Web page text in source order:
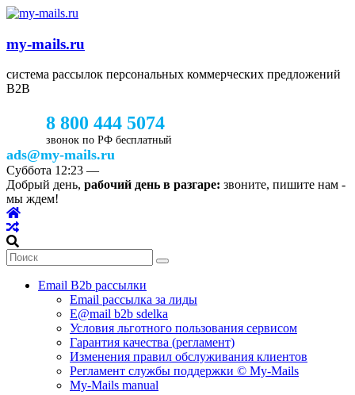
my-mails.ru
система рассылок персональных коммерческих предложений
B2B
8 800 444 5074
звонок по РФ бесплатный
ads@my-mails.ru
Суббота 12:23 —
Добрый день, рабочий день в разгаре: звоните, пишите нам -
мы ждем!
Email B2b рассылки
Email рассылка за лиды
E@mail b2b sdelka
Условия льготного пользования сервисом
Гарантия качества (регламент)
Изменения правил обслуживания клиентов
Регламент службы поддержки © My-Mails
My-Mails manual